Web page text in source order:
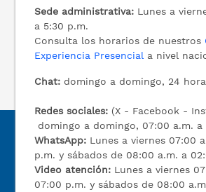
Sede administrativa: Lunes a
a 5:30 p.m.
Consulta los horarios de nuestros
Experiencia Presencial a nivel
Chat: domingo a domingo, 24
Redes sociales: (X - Facebook -
domingo a domingo, 07:00 a.m. a
WhatsApp: Lunes a viernes 07:00
p.m. y sábados de 08:00 a.m. a
Video atención: Lunes a viernes
07:00 p.m. y sábados de 08:00